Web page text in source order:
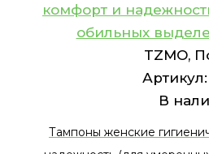
комфорт и
обильных
TZMO,
Артикул:
В
Тампоны женские